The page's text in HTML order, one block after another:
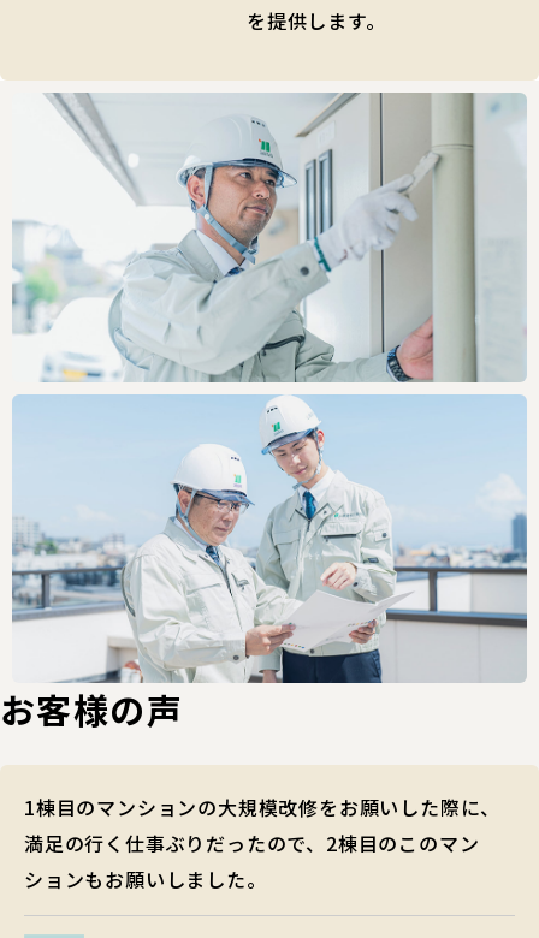
を提供します。
お客様の声
1棟目のマンションの大規模改修をお願いした際に、
満足の行く仕事ぶりだったので、2棟目のこのマン
ションもお願いしました。